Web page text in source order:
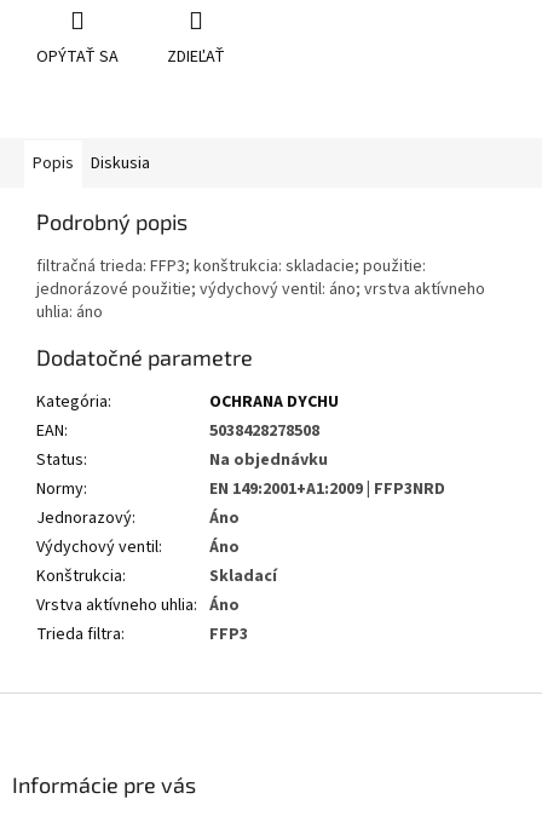
OPÝTAŤ SA ZDIEĽAŤ
Popis Diskusia
Podrobný popis
filtračná trieda: FFP3; konštrukcia: skladacie; použitie:
jednorázové použitie; výdychový ventil: áno; vrstva aktívneho
uhlia: áno
Dodatočné parametre
Kategória:
OCHRANA DYCHU
EAN:
5038428278508
Status:
Na objednávku
Normy:
EN 149:2001+A1:2009 | FFP3NRD
Jednorazový:
Áno
Výdychový ventil:
Áno
Konštrukcia:
Skladací
Vrstva aktívneho uhlia: Áno
Trieda filtra: FFP3
Informácie pre vás